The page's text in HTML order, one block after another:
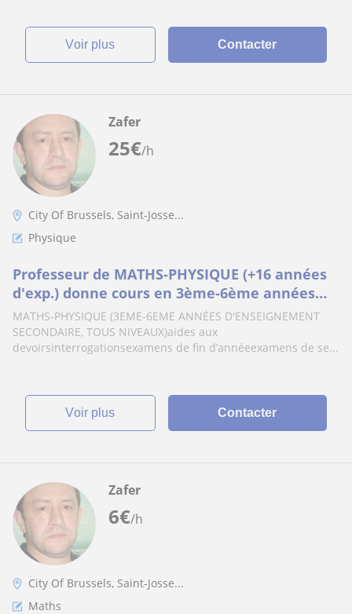
voir plus Contacter
25€/h
Zafer
City Of Brussels, Saint-Josse...
Physique
Professeur de MATHS-PHYSIQUE (+16 années
d'exp.) donne cours en 3ème-6ème années
d'enseignement secondaire, tous niveaux, à
Bruxelles et en périphérie
MATHS-PHYSIQUE (3EME-6EME ANNÉES D'ENSEIGNEMENT
SECONDAIRE, TOUS NIVEAUX)aides aux
devoirsinterrogationsexamens de fin d’annéeexamens de se...
voir plus Contacter
6€/h
Zafer
City Of Brussels, Saint-Josse...
Maths